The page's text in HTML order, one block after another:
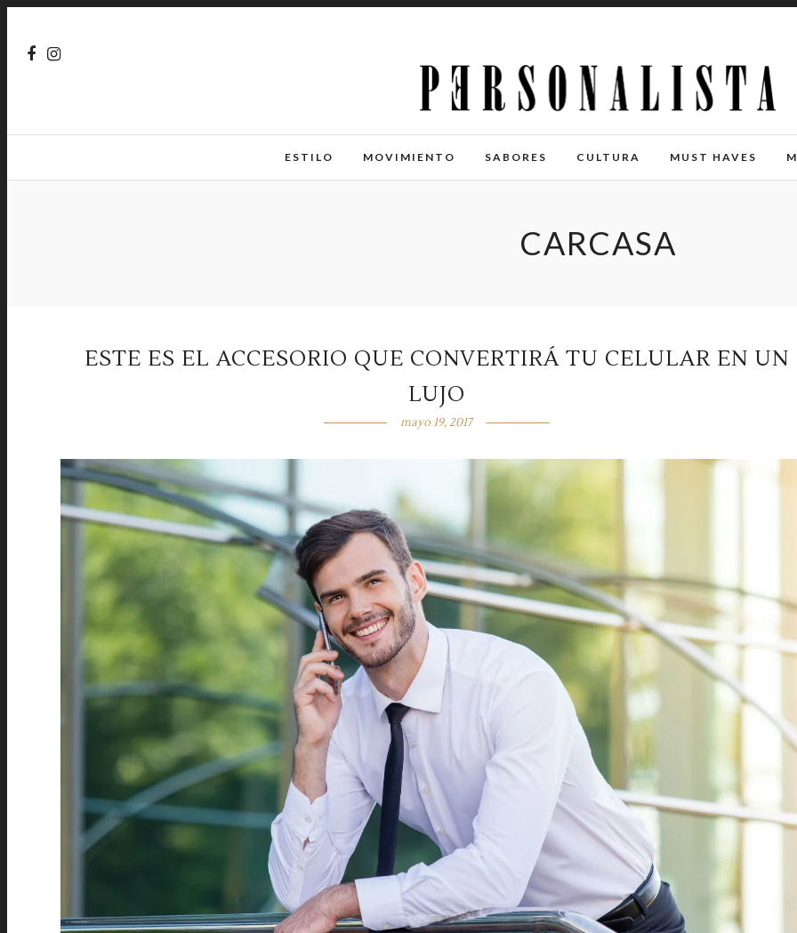
ESTILO MOVIMIENTO SABORES CULTURA MUST HAVES
CARCASA
ESTE ES EL ACCESORIO QUE CONVERTIRÁ TU CELULAR EN UN
LUJO
mayo 19, 2017